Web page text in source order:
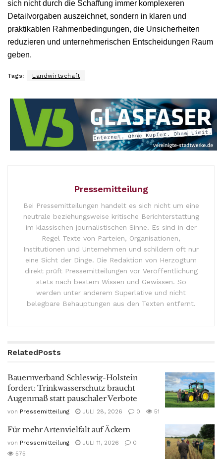
sich nicht durch die Schaffung immer komplexeren
Detailvorgaben auszeichnet, sondern in klaren und
praktikablen Rahmenbedingungen, die Unsicherheiten
reduzieren und unternehmerischen Entscheidungen Raum
geben.
Tags: Landwirtschaft
Pressemitteilung
Bei Pressemitteilungen handelt es sich nicht um eine
neutrale beziehungsweise kritische Berichterstattung
im klassischen journalistischen Sinne. Es sind in der
Regel Texte von Parteien, Organisationen,
Institutionen und Unternehmen und schildern oft nur
eine Sicht der Dinge. Die Redaktion von Herzogtum
direkt prüft Pressemitteilungen vor Veröffentlichung
stets nach bestem Wissen und Gewissen. So
werden unter anderem Superlative und nicht
belegbare Behauptungen aus den Texten entfernt.
RelatedPosts
Bauernverband Schleswig-Holstein
fordert: Trinkwasserschutz braucht
Augenmaß statt pauschaler Verbote
von Pressemitteilung JULI 28, 2026 0 51
Für mehr Artenvielfalt auf Äckern
von Pressemitteilung JULI 11, 2026
0
575